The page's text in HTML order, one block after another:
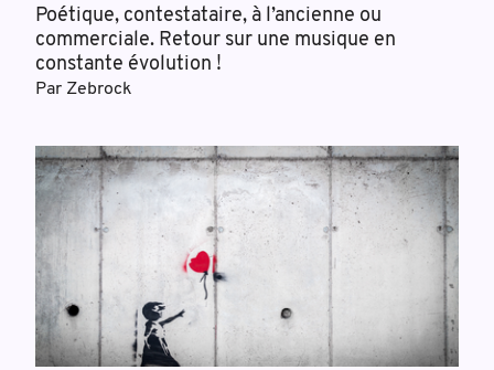
Poétique, contestataire, à l’ancienne ou
commerciale. Retour sur une musique en
constante évolution !
Par Zebrock